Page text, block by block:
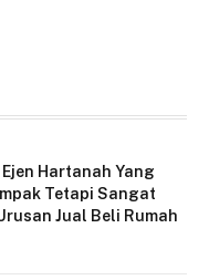
Hartanah Yang
Tetapi Sangat
Jual Beli Rumah